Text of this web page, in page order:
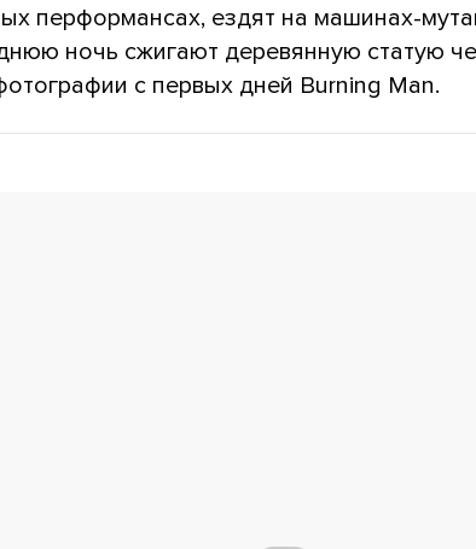
перформансах, ездят на машинах-
ночь сжигают деревянную статую
с первых дней Burning Man.